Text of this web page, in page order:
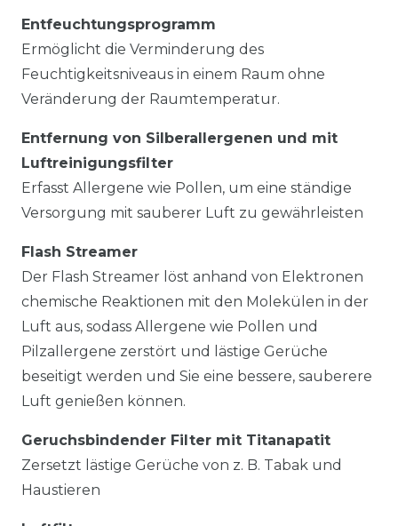
Entfeuchtungsprogramm
Ermöglicht die Verminderung des
Feuchtigkeitsniveaus in einem Raum ohne
Veränderung der Raumtemperatur.
Entfernung von Silberallergenen und mit
Luftreinigungsfilter
Erfasst Allergene wie Pollen, um eine ständige
Versorgung mit sauberer Luft zu gewährleisten
Flash Streamer
Der Flash Streamer löst anhand von Elektronen
chemische Reaktionen mit den Molekülen in der
Luft aus, sodass Allergene wie Pollen und
Pilzallergene zerstört und lästige Gerüche
beseitigt werden und Sie eine bessere, sauberere
Luft genießen können.
Geruchsbindender Filter mit Titanapatit
Zersetzt lästige Gerüche von z. B. Tabak und
Haustieren